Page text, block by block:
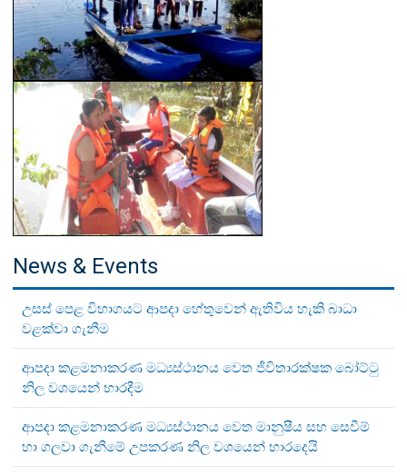
News & Events
උසස් පෙළ විභාගයට ආපදා හේතුවෙන් ඇතිවිය හැකි බාධා
වළක්වා ගැනීම
ආපදා කළමනාකරණ මධ්‍යස්ථානය වෙත ජීවිතාරක්ෂක බෝට්ටු
නිල වශයෙන් භාරදීම
ආපදා කළමනාකරණ මධ්‍යස්ථානය වෙත මානුෂීය සහ සෙවීම්
හා ගලවා ගැනීමේ උපකරණ නිල වශයෙන් භාරදෙයි